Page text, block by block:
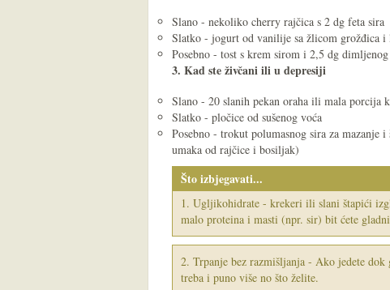
Slano - nekoliko cherry rajčica s 2 dg feta sira
Slatko - jogurt od vanilije sa žlicom grožđica i
Posebno - tost s krem sirom i 2,5 dg dimljenog
3. Kad ste živčani ili u depresiji
Slano - 20 slanih pekan oraha ili mala porcija
Slatko - pločice od sušenog voća
Posebno - trokut polumasnog sira za
umaka od rajčice i bosiljak)
Što izbjegavati...
1. Ugljikohidrate - krekeri ili slani štapići
malo proteina i masti (npr. sir) bit ćete
2. Trpanje bez razmišljanja - Ako jedete
treba i puno više no što želite.